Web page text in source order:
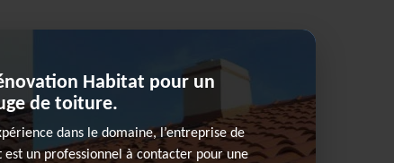
Habitat pour un
de toiture.
dans le domaine, l’entreprise de
un professionnel à contacter pour une